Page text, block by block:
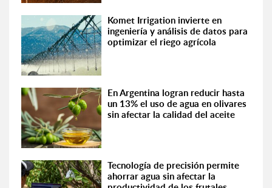
Komet Irrigation invierte en
ingeniería y análisis de datos para
optimizar el riego agrícola
En Argentina logran reducir hasta
un 13% el uso de agua en olivares
sin afectar la calidad del aceite
Tecnología de precisión permite
ahorrar agua sin afectar la